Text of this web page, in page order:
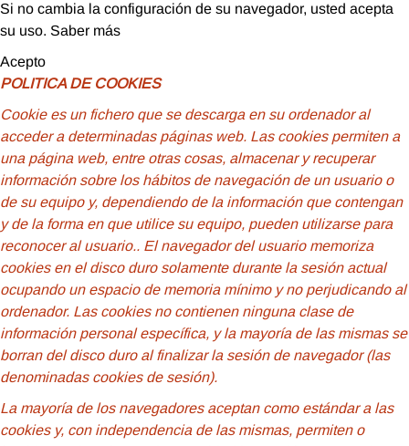
Si no cambia la configuración de su navegador, usted acepta
su uso. Saber más
Acepto
POLITICA DE COOKIES
Cookie es un fichero que se descarga en su ordenador al
acceder a determinadas páginas web. Las cookies permiten a
una página web, entre otras cosas, almacenar y recuperar
información sobre los hábitos de navegación de un usuario o
de su equipo y, dependiendo de la información que contengan
y de la forma en que utilice su equipo, pueden utilizarse para
reconocer al usuario.. El navegador del usuario memoriza
cookies en el disco duro solamente durante la sesión actual
ocupando un espacio de memoria mínimo y no perjudicando al
ordenador. Las cookies no contienen ninguna clase de
información personal específica, y la mayoría de las mismas se
borran del disco duro al finalizar la sesión de navegador (las
denominadas cookies de sesión).
La mayoría de los navegadores aceptan como estándar a las
cookies y, con independencia de las mismas, permiten o